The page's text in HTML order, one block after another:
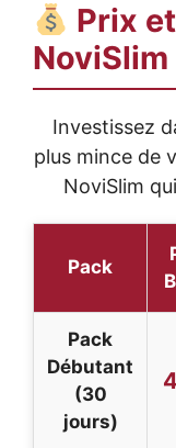
Prix
NoviSlim
Investissez
plus mince de
NoviSlim
Pack
Pack
Débutant
(30
jours)